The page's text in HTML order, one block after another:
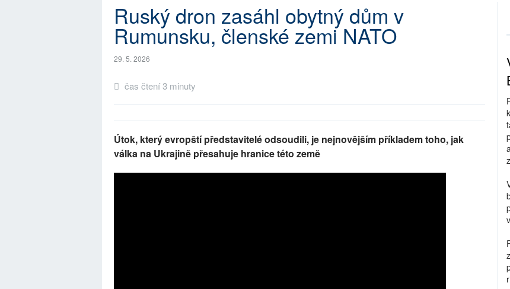
Ruský dron zasáhl obytný dům v
Rumunsku, členské zemi NATO
29. 5. 2026
čas čtení 3 minuty
Útok, který evropští představitelé odsoudili, je nejnovějším příkladem toho, jak
válka na Ukrajině přesahuje hranice této země